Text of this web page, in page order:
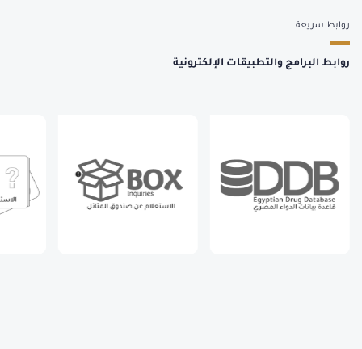
روابط سريعة
روابط البرامج والتطبيقات الإلكترونية